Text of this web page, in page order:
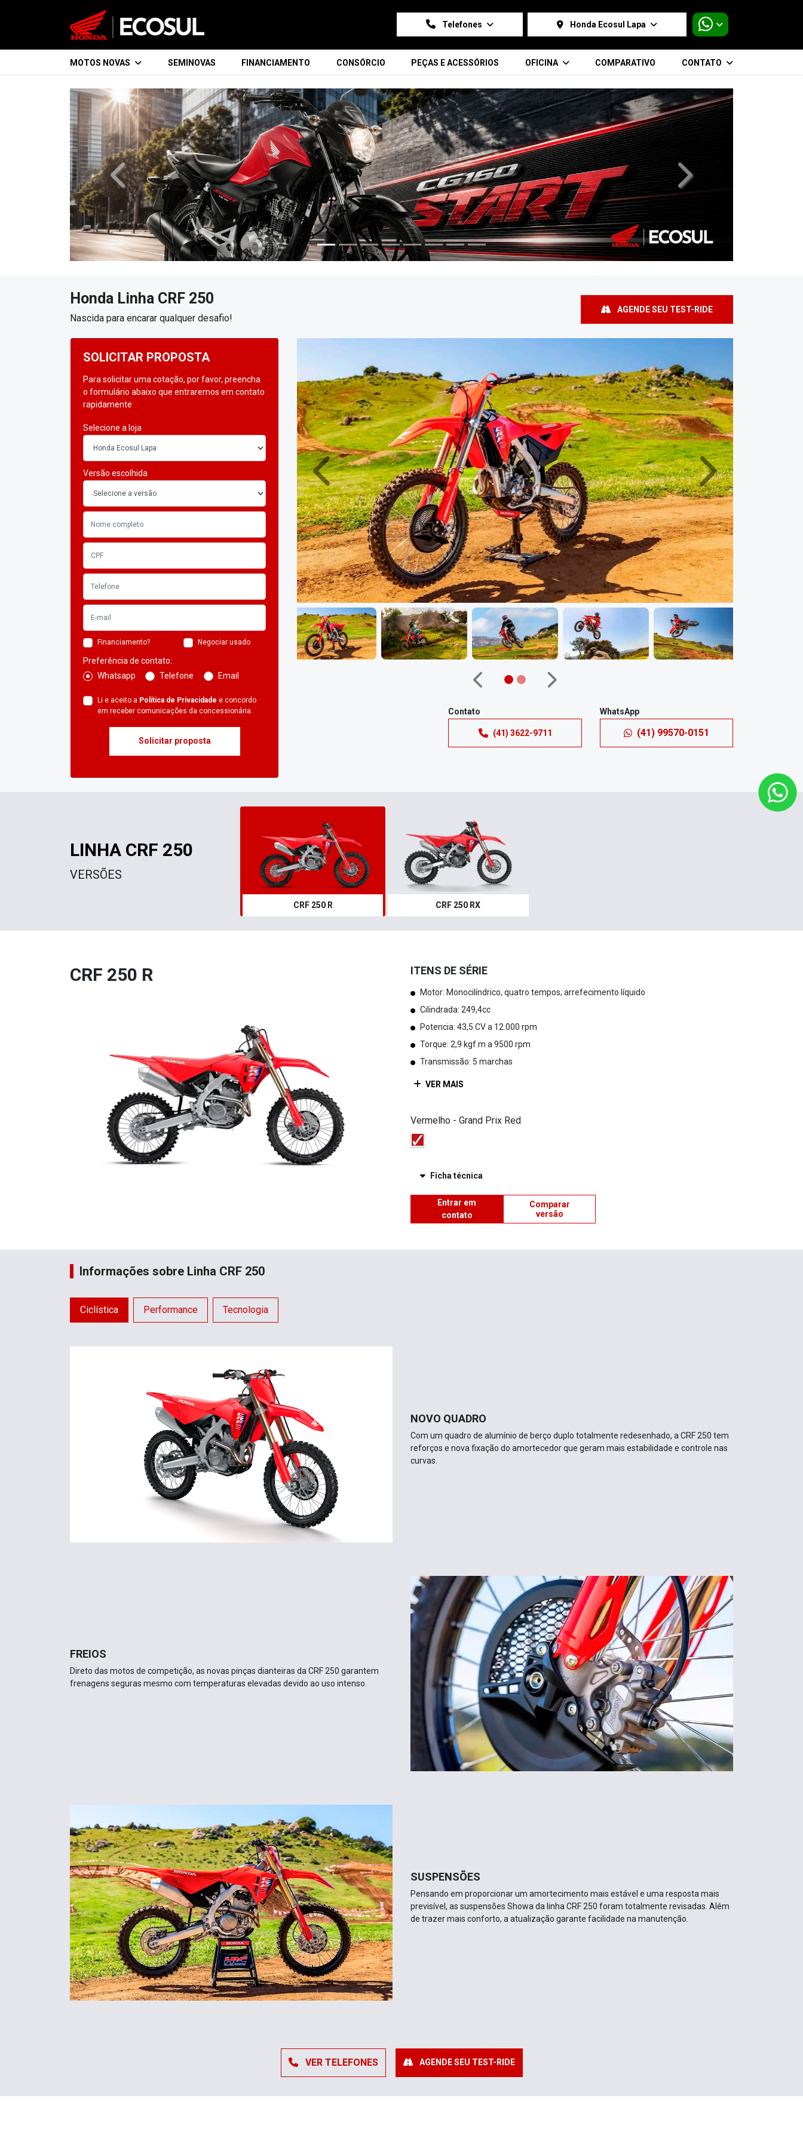
Telefones Honda Ecosul Lapa
MOTOS NOVAS SEMINOVAS FINANCIAMENTO CONSÓRCIO PEÇAS E ACESSÓRIOS OFICINA COMPARATIVO CONTATO
templates.template-01.components.carousel.texts.control_prev templates.template-
Honda Linha CRF 250
Nascida para encarar qualquer desafio!
AGENDE SEU TEST-RIDE
SOLICITAR PROPOSTA
Para solicitar uma cotação, por favor, preencha
o formulário abaixo que entraremos em contato
rapidamente
Selecione a loja
Versão escolhida
Financiamento? Negociar usado
Preferência de contato:
Whatsapp
Telefone Email
Li e aceito a Política de Privacidade e concordo
em receber comunicações da concessionária.
Solicitar proposta
Anterior Próximo
Anterior Próximo
Contato
(41) 3622-9711
WhatsApp
(41) 99570-0151
LINHA CRF 250
VERSÕES
CRF 250 R CRF 250 RX
CRF 250 R ITENS DE SÉRIE
Motor: Monocilíndrico, quatro tempos, arrefecimento líquido
Cilindrada: 249,4cc
Potencia: 43,5 CV a 12.000 rpm
Torque: 2,9 kgf.m a 9500 rpm
Transmissão: 5 marchas
VER MAIS
Vermelho - Grand Prix Red
Ficha técnica
Entrar em
contato
Comparar
versão
Informações sobre Linha CRF 250
Ciclística Performance Tecnologia
NOVO QUADRO
Com um quadro de alumínio de berço duplo totalmente redesenhado, a CRF 250 tem
reforços e nova fixação do amortecedor que geram mais estabilidade e controle nas
curvas.
FREIOS
Direto das motos de competição, as novas pinças dianteiras da CRF 250 garantem
frenagens seguras mesmo com temperaturas elevadas devido ao uso intenso.
SUSPENSÕES
Pensando em proporcionar um amortecimento mais estável e uma resposta mais
previsível, as suspensões Showa da linha CRF 250 foram totalmente revisadas. Além
de trazer mais conforto, a atualização garante facilidade na manutenção.
VER TELEFONES AGENDE SEU TEST-RIDE